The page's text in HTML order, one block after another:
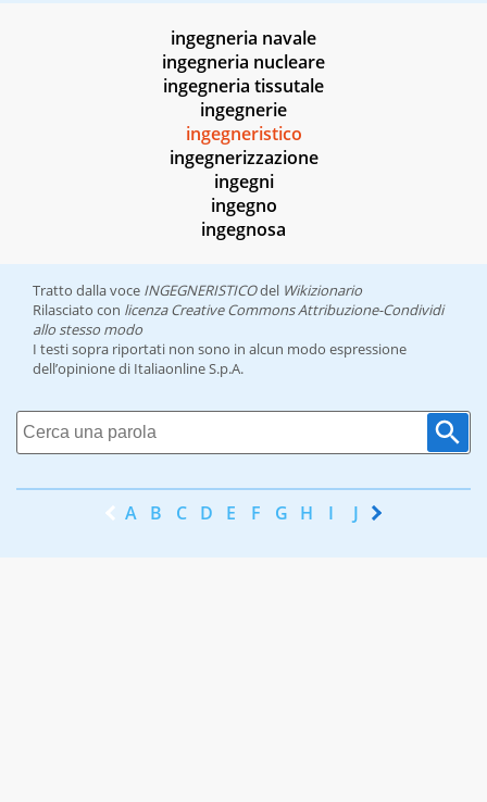
ingegneria navale
ingegneria nucleare
ingegneria tissutale
ingegnerie
ingegneristico
ingegnerizzazione
ingegni
ingegno
ingegnosa
Tratto dalla voce INGEGNERISTICOdel Wikizionario
Rilasciato con licenza Creative Commons Attribuzione-Condividi
allo stesso modo
I testi sopra riportati non sono in alcun modo espressione
dell’opinione di Italiaonline S.p.A.
A B C D E F G H I J K